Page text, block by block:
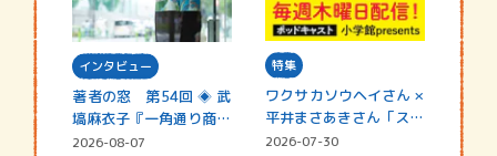
インタビュー
著者の窓 第54回 ◈ 武
塙麻衣子『一角通り商店
街の…
2026-08-07
特集
ワクサカソウヘイさん ×
平井まさあきさん「スペ
シャ…
2026-07-30